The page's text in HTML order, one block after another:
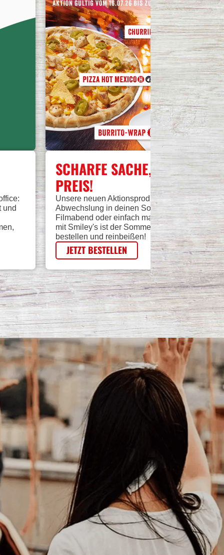
und
SCHARFE SACHE, KLEINER
PREIS!
Unsere neuen Aktionsprodukte bringen würzige
Abwechslung in deinen Sommer. Ob
Filmabend oder einfach mal Pause vom Alltag
mit Smiley's ist der Sommer garantiert lecker.
bestellen und reinbeißen!
JETZT BESTELLEN